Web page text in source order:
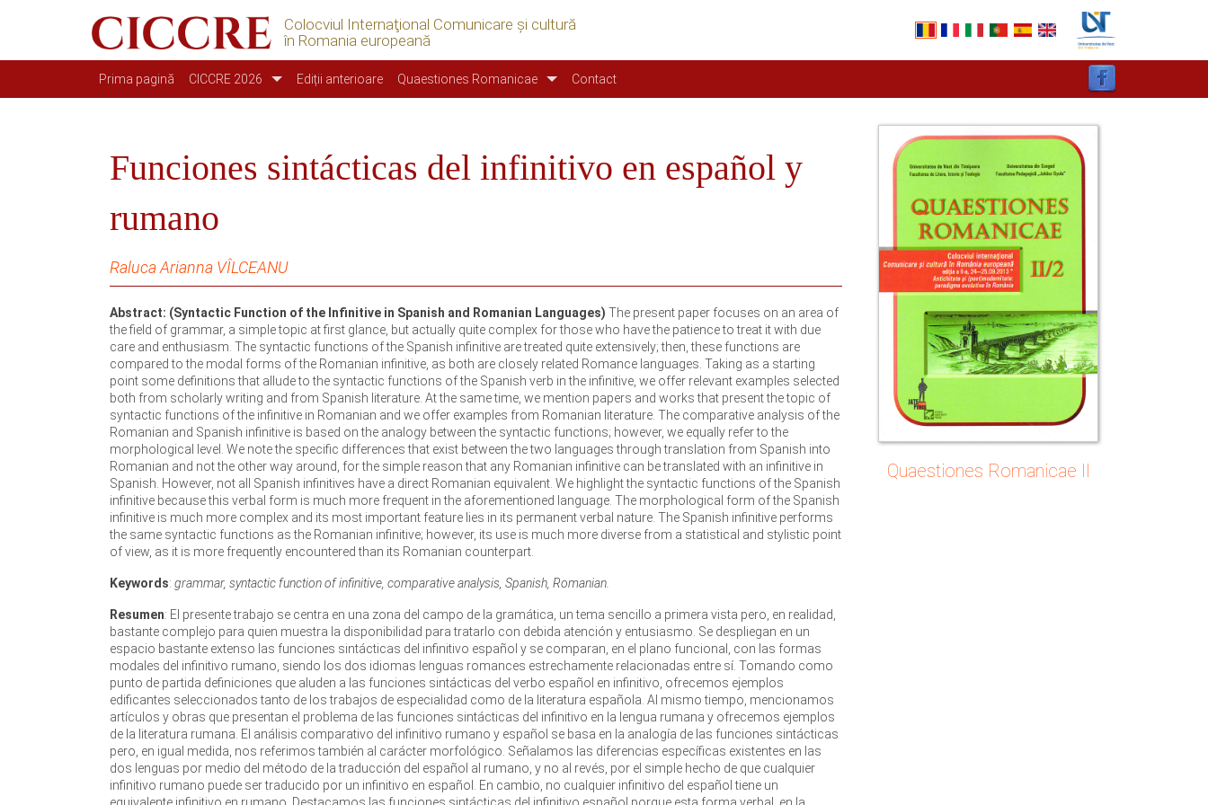
Colocviul Internaţional Comunicare şi cultură
în Romania europeană
Main navigation
Prima pagină CICCRE 2026 Ediții anterioare Quaestiones Romanicae Contact
Funciones sintácticas del infinitivo en español y
rumano
Raluca Arianna VÎLCEANU
Abstract: (Syntactic Function of the Infinitive in Spanish and Romanian Languages) The present paper focuses on an area of
the field of grammar, a simple topic at first glance, but actually quite complex for those who have the patience to treat it with due
care and enthusiasm. The syntactic functions of the Spanish infinitive are treated quite extensively; then, these functions are
compared to the modal forms of the Romanian infinitive, as both are closely related Romance languages. Taking as a starting
point some definitions that allude to the syntactic functions of the Spanish verb in the infinitive, we offer relevant examples selected
both from scholarly writing and from Spanish literature. At the same time, we mention papers and works that present the topic of
syntactic functions of the infinitive in Romanian and we offer examples from Romanian literature. The comparative analysis of the
Romanian and Spanish infinitive is based on the analogy between the syntactic functions; however, we equally refer to the
morphological level. We note the specific differences that exist between the two languages through translation from Spanish into
Romanian and not the other way around, for the simple reason that any Romanian infinitive can be translated with an infinitive in
Spanish. However, not all Spanish infinitives have a direct Romanian equivalent. We highlight the syntactic functions of the Spanish
infinitive because this verbal form is much more frequent in the aforementioned language. The morphological form of the Spanish
infinitive is much more complex and its most important feature lies in its permanent verbal nature. The Spanish infinitive performs
the same syntactic functions as the Romanian infinitive; however, its use is much more diverse from a statistical and stylistic point
of view, as it is more frequently encountered than its Romanian counterpart.
Keywords: grammar, syntactic function of infinitive, comparative analysis, Spanish, Romanian.
Resumen: El presente trabajo se centra en una zona del campo de la gramática, un tema sencillo a primera vista pero, en realidad,
bastante complejo para quien muestra la disponibilidad para tratarlo con debida atención y entusiasmo. Se despliegan en un
espacio bastante extenso las funciones sintácticas del infinitivo español y se comparan, en el plano funcional, con las formas
modales del infinitivo rumano, siendo los dos idiomas lenguas romances estrechamente relacionadas entre sí. Tomando como
punto de partida definiciones que aluden a las funciones sintácticas del verbo español en infinitivo, ofrecemos ejemplos
edificantes seleccionados tanto de los trabajos de especialidad como de la literatura española. Al mismo tiempo, mencionamos
artículos y obras que presentan el problema de las funciones sintácticas del infinitivo en la lengua rumana y ofrecemos ejemplos
de la literatura rumana. El análisis comparativo del infinitivo rumano y español se basa en la analogía de las funciones sintácticas
pero, en igual medida, nos referimos también al carácter morfológico. Señalamos las diferencias específicas existentes en las
dos lenguas por medio del método de la traducción del español al rumano, y no al revés, por el simple hecho de que cualquier
infinitivo rumano puede ser traducido por un infinitivo en español. En cambio, no cualquier infinitivo del español tiene un
Quaestiones Romanicae II